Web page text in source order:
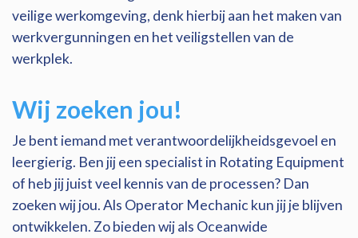
veilige werkomgeving, denk hierbij aan het maken van
werkvergunningen en het veiligstellen van de
werkplek.
Wij zoeken jou!
Je bent iemand met verantwoordelijkheidsgevoel en
leergierig. Ben jij een specialist in Rotating Equipment
of heb jij juist veel kennis van de processen? Dan
zoeken wij jou. Als Operator Mechanic kun jij je blijven
ontwikkelen. Zo bieden wij als Oceanwide